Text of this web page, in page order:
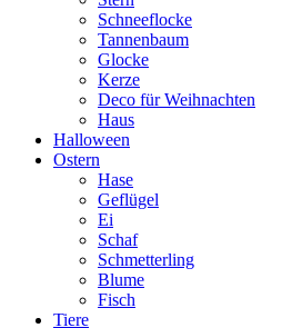
Schneeflocke
Tannenbaum
Glocke
Kerze
Deco für Weihnachten
Haus
Halloween
Ostern
Hase
Geflügel
Ei
Schaf
Schmetterling
Blume
Fisch
Tiere